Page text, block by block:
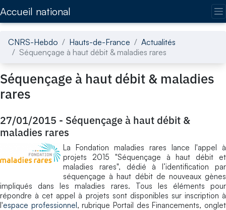
Accueil national
CNRS-Hebdo Hauts-de-France
Actualités
Séquençage à haut débit & maladies rares
Séquençage à haut débit & maladies
rares
27/01/2015 - Séquençage à haut débit &
maladies rares
La Fondation maladies rares lance l'appel à
projets 2015 "Séquençage à haut débit et
maladies rares", dédié à l’identification par
séquençage à haut débit de nouveaux gènes
impliqués dans les maladies rares. Tous les éléments pour
répondre à cet appel à projets sont disponibles sur inscription à
l'espace professionnel, rubrique Portail des Financements, onglet